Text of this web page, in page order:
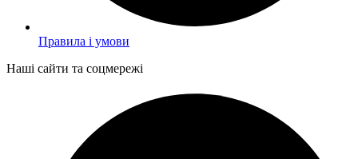
Правила і умови
Наші сайти та соцмережі